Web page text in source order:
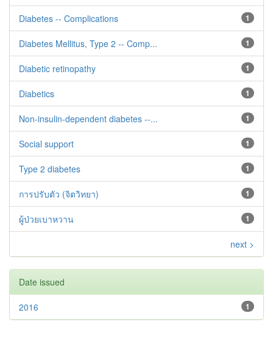
1
Diabetes -- Complications
1
Diabetes Mellitus, Type 2 -- Comp...
1
Diabetic retinopathy
1
Diabetics
1
Non-insulin-dependent diabetes --...
1
Social support
1
Type 2 diabetes‬‬‬‬‬‬
1
การปรับตัว (จิตวิทยา)
1
ผู้ป่วยเบาหวาน
next >
Date issued
1
2016